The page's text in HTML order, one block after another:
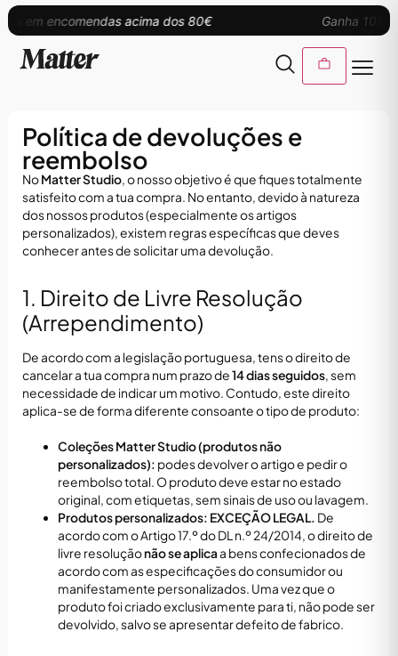
em encomendas acima dos 80€ Ganha 10%
Política de devoluções e
reembolso
NoMatter Studio, o nosso objetivo é que fiques totalmente
satisfeito com a tua compra. No entanto, devido à natureza
dos nossos produtos (especialmente os artigos
personalizados), existem regras específicas que deves
conhecer antes de solicitar uma devolução.
1. Direito de Livre Resolução
(Arrependimento)
De acordo com a legislação portuguesa, tens o direito de
cancelar a tua compra num prazo de14 dias seguidos, sem
necessidade de indicar um motivo. Contudo, este direito
aplica-se de forma diferente consoante o tipo de produto:
Coleções Matter Studio (produtos não
personalizados): podes devolver o artigo e pedir o
reembolso total. O produto deve estar no estado
original, com etiquetas, sem sinais de uso ou lavagem.
Produtos personalizados: EXCEÇÃO LEGAL. De
acordo com o Artigo 17.º do DL n.º 24/2014, o direito de
livre resoluçãonão se aplicaa bens confecionados de
acordo com as especificações do consumidor ou
manifestamente personalizados. Uma vez que o
produto foi criado exclusivamente para ti, não pode ser
devolvido, salvo se apresentar defeito de fabrico.